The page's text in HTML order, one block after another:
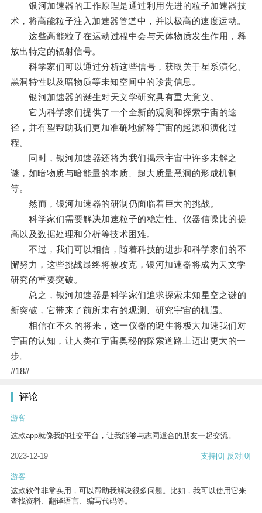
银河加速器的工作原理是通过利用先进的粒子加速器技
术，将高能粒子注入加速器管道中，并以极高的速度运动。
这些高能粒子在运动过程中会与天体物质发生作用，释
放出特定的辐射信号。
科学家们可以通过分析这些信号，获取关于星系演化、
黑洞特性以及暗物质等未知空间中的珍贵信息。
银河加速器的诞生对天文学研究具有重大意义。
它为科学家们提供了一个全新的观测和探索宇宙的途
径，并有望帮助我们更加准确地解释宇宙的起源和演化过
程。
同时，银河加速器还将为我们揭示宇宙中许多未解之
谜，如暗物质与暗能量的本质、超大质量黑洞的形成机制
等。
然而，银河加速器的研制仍面临着巨大的挑战。
科学家们需要解决加速粒子的稳定性、仪器信噪比的提
高以及数据处理和分析等技术困难。
不过，我们可以相信，随着科技的进步和科学家们的不
懈努力，这些挑战最终将被攻克，银河加速器将成为天文学
研究的重要突破。
总之，银河加速器是科学家们追求探索未知星空之谜的
新突破，它带来了前所未有的观测、研究宇宙的机遇。
相信在不久的将来，这一仪器的诞生将极大加速我们对
宇宙的认知，让人类在宇宙奥秘的探索道路上迈出更大的一
步。
#18#
评论
游客
这款app就像我的社交平台，让我能够与志同道合的朋友一起交流。
2023-12-19 支持[0] 反对[0]
游客
这款软件非常实用，可以帮助我解决很多问题。比如，我可以使用它来
查找资料、翻译语言、编写代码等。